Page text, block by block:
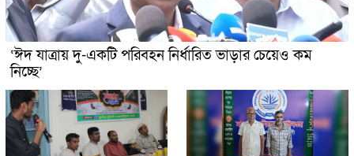
‘ঈদ যাত্রায় দু-একটি পরিবহন নির্ধারিত ভাড়ার চেয়েও কম
নিচ্ছে’